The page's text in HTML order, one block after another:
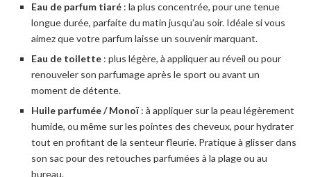
Eau de parfum tiaré : la plus concentrée, pour une tenue
longue durée, parfaite du matin jusqu’au soir. Idéale si vous
aimez que votre parfum laisse un souvenir marquant.
Eau de toilette : plus légère, à appliquer au réveil ou pour
renouveler son parfumage après le sport ou avant un
moment de détente.
Huile parfumée / Monoï: à appliquer sur la peau légèrement
humide, ou même sur les pointes des cheveux, pour hydrater
tout en profitant de la senteur fleurie. Pratique à glisser dans
son sac pour des retouches parfumées à la plage ou au
bureau.